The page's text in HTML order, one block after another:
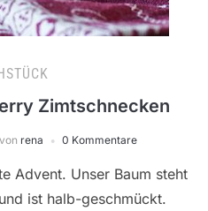
Zimtschnecken
von rena 0 Kommentare
Advent. Unser Baum steht
ist halb-geschmückt.